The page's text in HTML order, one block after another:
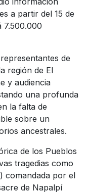
a partir del 15 de
7.500.000
de
región de El
y audiencia
una profunda
la falta de
sobre un
ancestrales.
de los Pueblos
tragedias como
comandada por el
de Napalpí